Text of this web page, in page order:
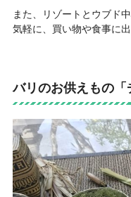
また、リゾートとウブド
気軽に、買い物や食事に
バリのお供えもの